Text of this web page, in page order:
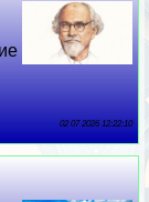
02 07 2026 12:22:10